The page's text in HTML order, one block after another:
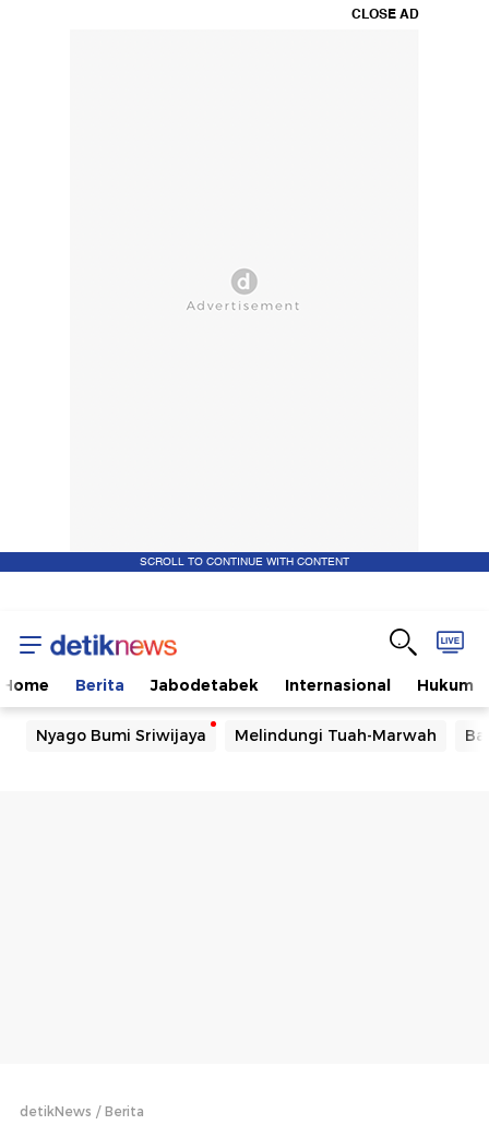
CLOSE AD
SCROLL TO CONTINUE WITH CONTENT
Home Berita Jabodetabek Internasional Hukum
Nyago Bumi Sriwijaya Melindungi Tuah-Marwah
detikNews Berita